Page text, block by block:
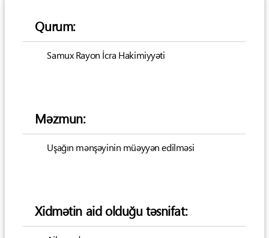
Qurum:
Samux Rayon İcra Hakimiyyəti
Məzmun:
Uşağın mənşəyinin müəyyən edilməsi
Xidmətin aid olduğu təsnifat: